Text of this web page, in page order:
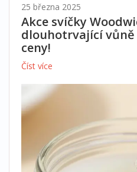
25 března 2025
Akce svíčky
dlouhotrvající
ceny!
Číst více